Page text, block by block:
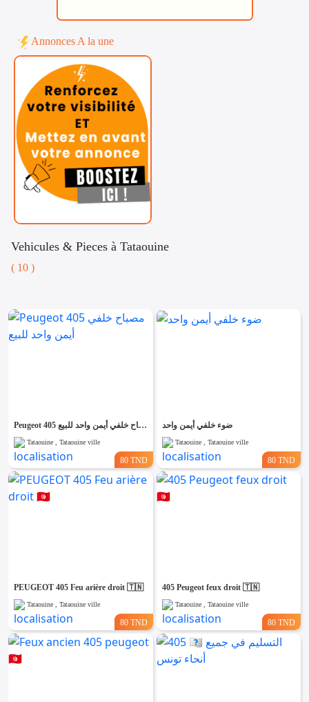
Annonces A la une
Vehicules & Pieces à Tataouine
( 10 )
Peugeot 405 مصباح خلفي أيمن واحد للبيع
Tataouine , Tataouine ville
80 TND
ضوء خلفي أيمن واحد
Tataouine , Tataouine ville
80 TND
PEUGEOT 405 Feu arière droit 🇹🇳
Tataouine , Tataouine ville
80 TND
405 Peugeot feux droit 🇹🇳
Tataouine , Tataouine ville
80 TND